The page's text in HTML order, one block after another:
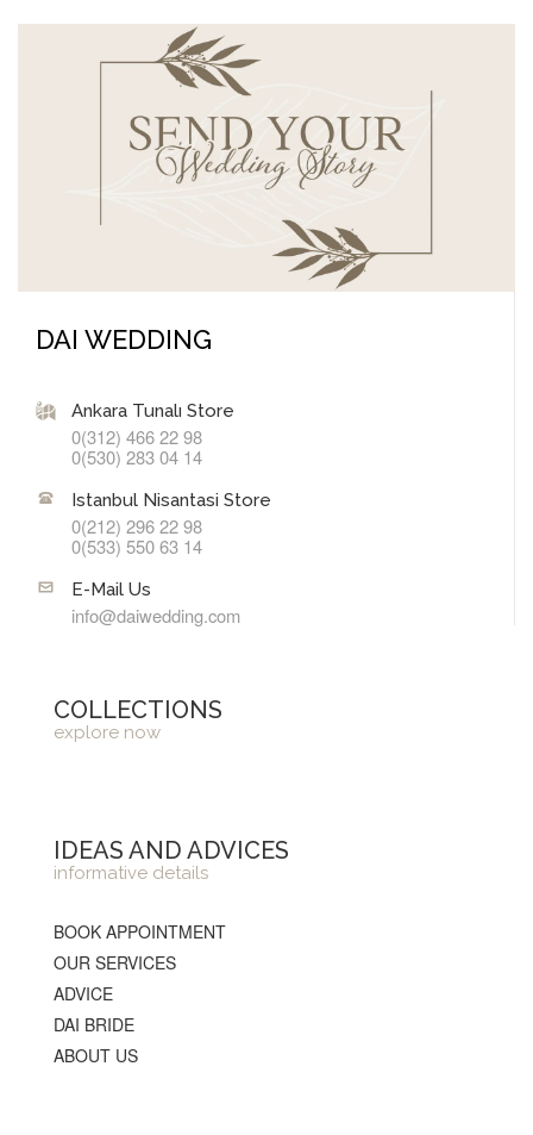
DAI WEDDING
Ankara Tunalı Store
0(312) 466 22 98
0(530) 283 04 14
Istanbul Nisantasi Store
0(212) 296 22 98
0(533) 550 63 14
E-Mail Us
info@daiwedding.com
COLLECTIONS
explore now
IDEAS AND ADVICES
informative details
BOOK APPOINTMENT
OUR SERVICES
ADVICE
DAI BRIDE
ABOUT US